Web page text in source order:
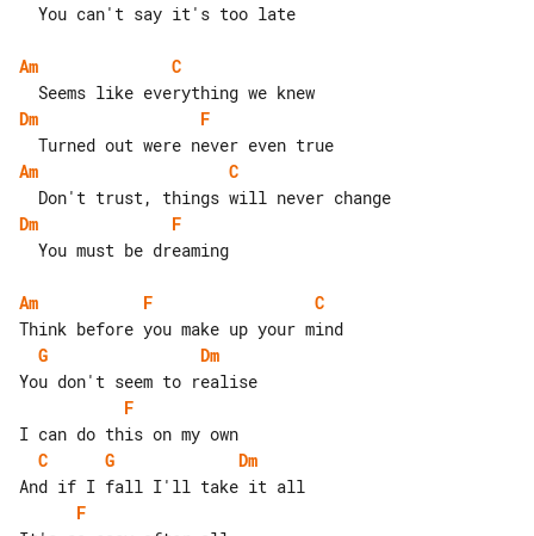
Am
C
Dm
F
Am
C
Dm
F
Am F
C
G
Dm
F
C
G
Dm
F